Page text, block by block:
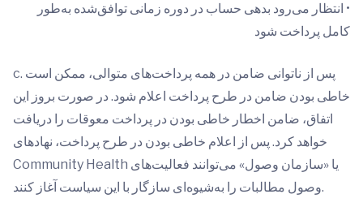
• انتظار می‌رود بدهی حساب در دوره زمانی توافق‌شده به‌طور
کامل پرداخت شود
c. پس از ناتوانی ضامن در همه پرداخت‌های متوالی، ممکن است
خاطی بودن ضامن در طرح پرداخت اعلام شود. در صورت بروز این
اتفاق، ضامن اخطار خاطی بودن در پرداخت معوقات را دریافت
خواهد کرد. پس از اعلام خاطی بودن در طرح پرداخت، نهادهای
Community Health یا «سازمان وصول» می‌توانند فعالیت‌های
وصول مطالبات را به‌شیوه‌ای سازگار با این سیاست آغاز کنند.